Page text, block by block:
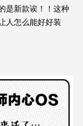
是新款诶！！这种
人怎么能好好装